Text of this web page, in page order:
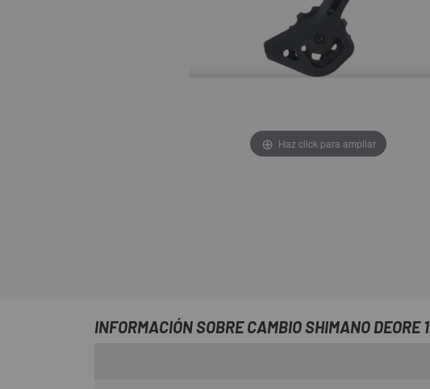
Haz click para ampliar
INFORMACIÓN SOBRE CAMBIO SHIMANO DEORE